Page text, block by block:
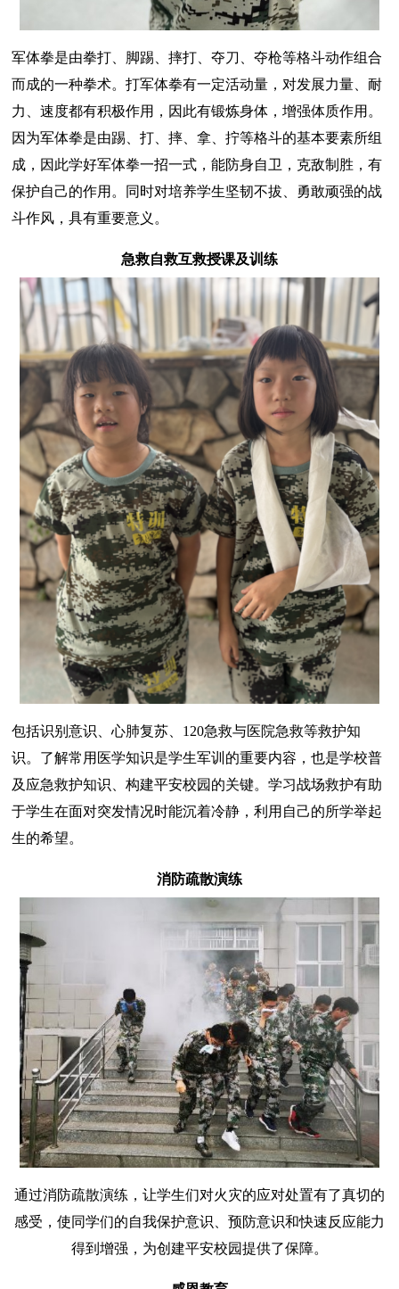
军体拳是由拳打、脚踢、摔打、夺刀、夺枪等格斗动作组合
而成的一种拳术。打军体拳有一定活动量，对发展力量、耐
力、速度都有积极作用，因此有锻炼身体，增强体质作用。
因为军体拳是由踢、打、摔、拿、拧等格斗的基本要素所组
成，因此学好军体拳一招一式，能防身自卫，克敌制胜，有
保护自己的作用。同时对培养学生坚韧不拔、勇敢顽强的战
斗作风，具有重要意义。
急救自救互救授课及训练
包括识别意识、心肺复苏、120急救与医院急救等救护知
识。了解常用医学知识是学生军训的重要内容，也是学校普
及应急救护知识、构建平安校园的关键。学习战场救护有助
于学生在面对突发情况时能沉着冷静，利用自己的所学举起
生的希望。
消防疏散演练
通过消防疏散演练，让学生们对火灾的应对处置有了真切的
感受，使同学们的自我保护意识、预防意识和快速反应能力
得到增强，为创建平安校园提供了保障。